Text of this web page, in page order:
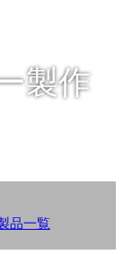
製作
品一覧